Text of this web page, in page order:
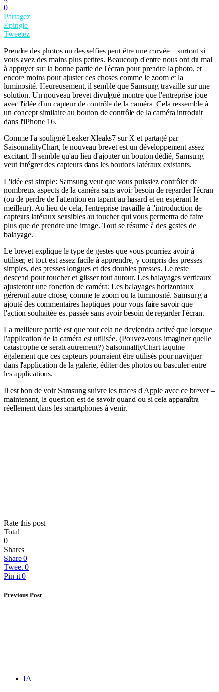
0
Partagez
Épingle
Tweetez
Prendre des photos ou des selfies peut être une corvée – surtout si
vous avez des mains plus petites. Beaucoup d'entre nous ont du mal
à appuyer sur la bonne partie de l'écran pour prendre la photo, et
encore moins pour ajuster des choses comme le zoom et la
luminosité. Heureusement, il semble que Samsung travaille sur une
solution. Un nouveau brevet divulgué montre que l'entreprise joue
avec l'idée d'un capteur de contrôle de la caméra. Cela ressemble à
un concept similaire au bouton de contrôle de la caméra introduit
dans l'iPhone 16.
Comme l'a souligné Leaker Xleaks7 sur X et partagé par
SaisonnalityChart, le nouveau brevet est un développement assez
excitant. Il semble qu'au lieu d'ajouter un bouton dédié, Samsung
veut intégrer des capteurs dans les boutons latéraux existants.
L'idée est simple: Samsung veut que vous puissiez contrôler de
nombreux aspects de la caméra sans avoir besoin de regarder l'écran
(ou de perdre de l'attention en tapant au hasard et en espérant le
meilleur). Au lieu de cela, l'entreprise travaille à l'introduction de
capteurs latéraux sensibles au toucher qui vous permettra de faire
plus que de prendre une image. Tout se résume à des gestes de
balayage.
Le brevet explique le type de gestes que vous pourriez avoir à
utiliser, et tout est assez facile à apprendre, y compris des presses
simples, des presses longues et des doubles presses. Le reste
descend pour toucher et glisser tout autour. Les balayages verticaux
ajusteront une fonction de caméra; Les balayages horizontaux
géreront autre chose, comme le zoom ou la luminosité. Samsung a
ajouté des commentaires haptiques pour vous faire savoir que
l'action souhaitée est passée sans avoir besoin de regarder l'écran.
La meilleure partie est que tout cela ne deviendra activé que lorsque
l'application de la caméra est utilisée. (Pouvez-vous imaginer quelle
catastrophe ce serait autrement?) SaisonnalityChart taquine
également que ces capteurs pourraient être utilisés pour naviguer
dans l'application de la galerie, éditer des photos ou basculer entre
les applications.
Il est bon de voir Samsung suivre les traces d'Apple avec ce brevet –
maintenant, la question est de savoir quand ou si cela apparaîtra
réellement dans les smartphones à venir.
Rate this post
Total
0
Shares
Share 0
Tweet 0
Pin it 0
Previous Post
IA